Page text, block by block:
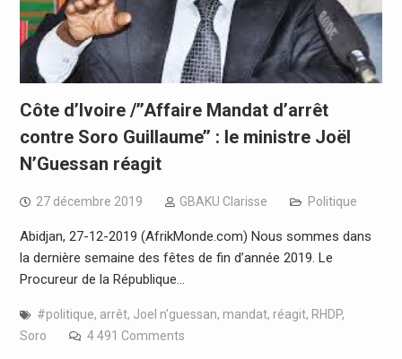
Côte d’Ivoire /’’Affaire Mandat d’arrêt
contre Soro Guillaume’’ : le ministre Joël
N’Guessan réagit
27 décembre 2019 GBAKU Clarisse Politique
Abidjan, 27-12-2019 (AfrikMonde.com) Nous sommes dans
la dernière semaine des fêtes de fin d’année 2019. Le
Procureur de la République…
#politique, arrêt, Joel n'guessan, mandat, réagit, RHDP,
Soro
4 491 Comments